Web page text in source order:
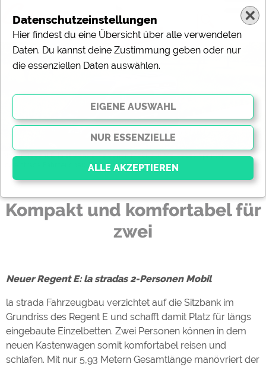
Kompakt und komfortabel für zwei
Neuer Regent E: la stradas 2-Personen Mobil auf Mercedes Sprinter
(c) la strada Fahrzeugbau GmbH
Kompakt und komfortabel für
zwei
Neuer Regent E: la stradas 2-Personen Mobil
la strada Fahrzeugbau verzichtet auf die Sitzbank im
Grundriss des Regent E und schafft damit Platz für längs
eingebaute Einzelbetten. Zwei Personen können in dem
neuen Kastenwagen somit komfortabel reisen und
schlafen. Mit nur 5,93 Metern Gesamtlänge manövriert der
Datenschutzeinstellungen
Hier findest du eine Übersicht über alle verwendeten
Daten. Du kannst deine Zustimmung geben oder nur
die essenziellen Daten auswählen.
Essenziell
Essenzielle Cookies ermöglichen grundlegende
Funktionen und sind für die einwandfreie Funktion der
Externe Medien
Campingplätzen)
Campingplatzvorschau (Vorschau
der Internetseiten von
Campingplätzen)
siehe Datenschutzerklärung des
jeweiligen Anbieters